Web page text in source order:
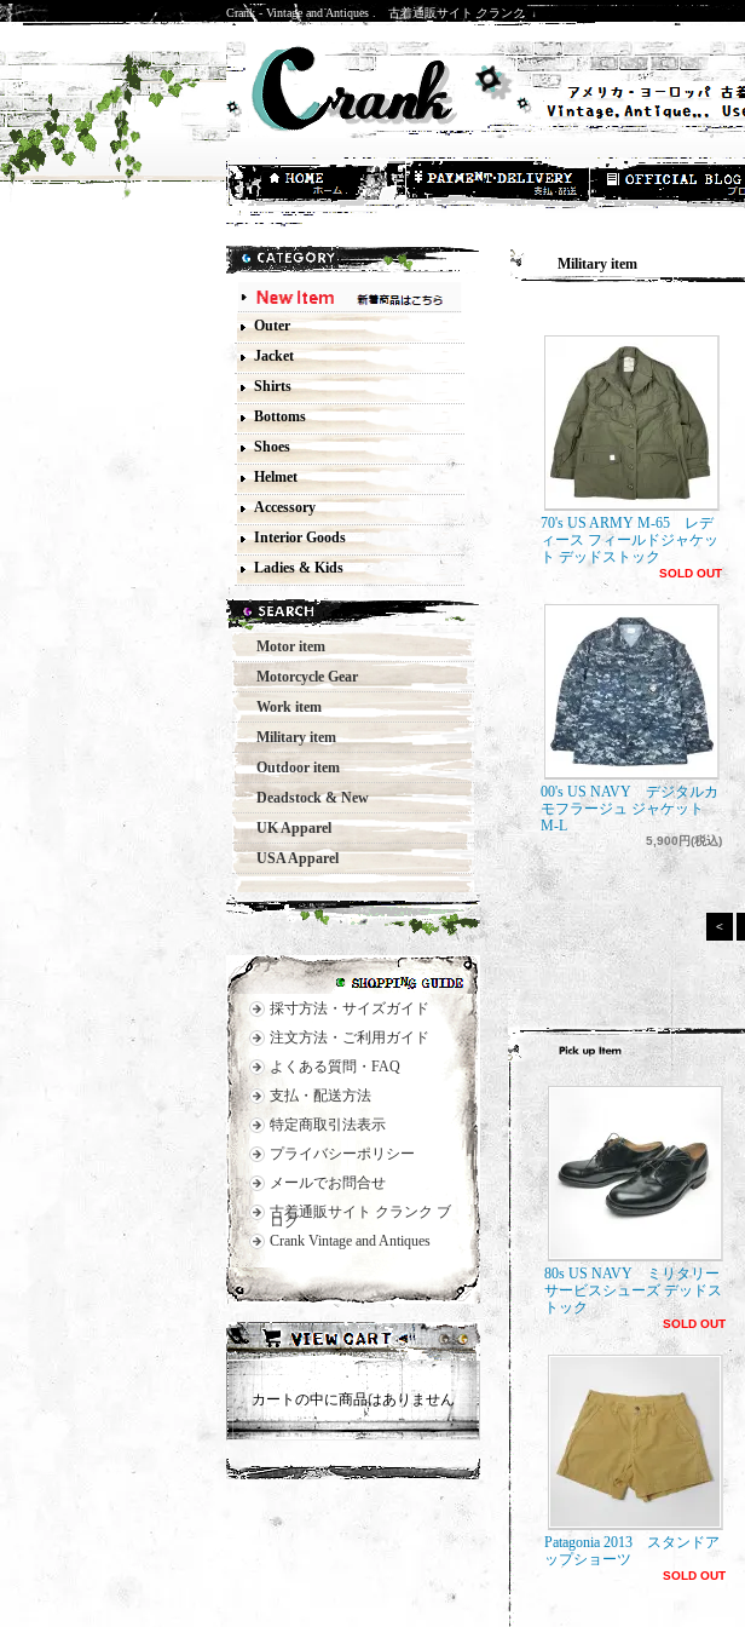
Crank - Vintage and Antiques . 古着通販サイト クランク
Outer
Jacket
Shirts
Bottoms
Shoes
Helmet
Accessory
Interior Goods
Ladies & Kids
Motor item
Motorcycle Gear
Work item
Military item
Outdoor item
Deadstock & New
UK Apparel
USA Apparel
採寸方法・サイズガイド
注文方法・ご利用ガイド
よくある質問・FAQ
支払・配送方法
特定商取引法表示
プライバシーポリシー
メールでお問合せ
古着通販サイト クランク ブ
ログ
Crank Vintage and Antiques
カートの中に商品はありません
Military item
70's US ARMY M-65 レデ
ィース フィールドジャケッ
ト デッドストック
SOLD OUT
00's US NAVY デジタルカ
モフラージュ ジャケット
M-L
5,900円(税込)
<
80s US NAVY ミリタリー
サービスシューズ デッドス
トック
SOLD OUT
Patagonia 2013 スタンドア
ップショーツ
SOLD OUT